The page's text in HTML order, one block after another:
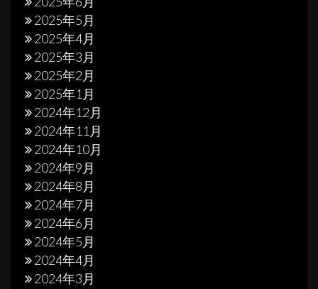
2025年5月
2025年4月
2025年3月
2025年2月
2025年1月
2024年12月
2024年11月
2024年10月
2024年9月
2024年8月
2024年7月
2024年6月
2024年5月
2024年4月
2024年3月